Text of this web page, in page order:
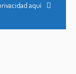
aquí